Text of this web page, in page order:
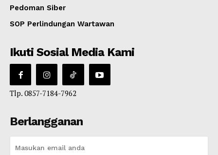
Pedoman Siber
SOP Perlindungan Wartawan
Ikuti Sosial Media Kami
Tlp. 0857-7184-7962
Berlangganan